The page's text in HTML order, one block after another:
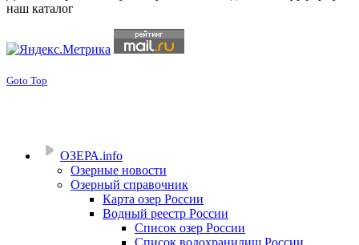
наш каталог
Goto Top
ОЗЕРА.info
Озерные новости
Озерный справочник
Карта озер России
Водный реестр России
Список озер России